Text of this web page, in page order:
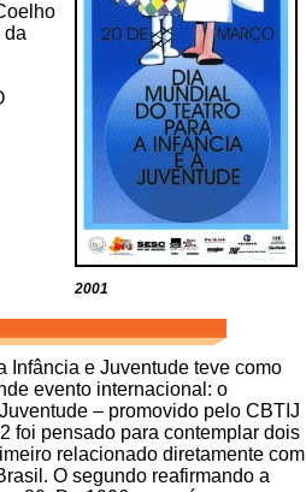
2001
da
Infância e Juventude teve como
evento internacional: o
– promovido pelo CBTIJ
foi pensado para contemplar dois
relacionado diretamente com
O segundo reafirmando a